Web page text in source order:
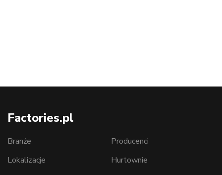
Factories.pl
Branże
Lokalizacje
Producenci
Hurtownie